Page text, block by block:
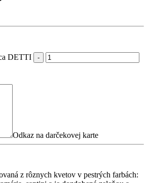
DETTI
Odkaz na darčekovej karte
z rôznych kvetov v pestrých farbách: